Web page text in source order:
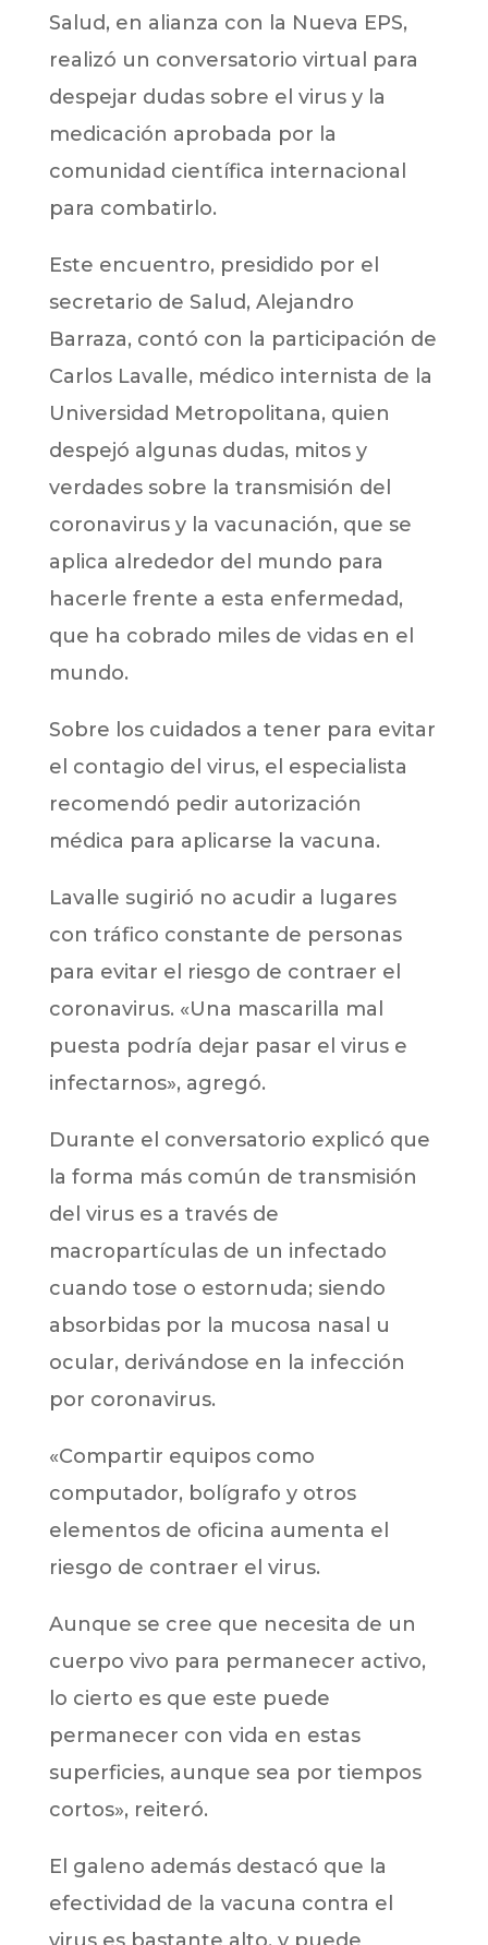
Salud, en alianza con la Nueva EPS,
realizó un conversatorio virtual para
despejar dudas sobre el virus y la
medicación aprobada por la
comunidad científica internacional
para combatirlo.
Este encuentro, presidido por el
secretario de Salud, Alejandro
Barraza, contó con la participación de
Carlos Lavalle, médico internista de la
Universidad Metropolitana, quien
despejó algunas dudas, mitos y
verdades sobre la transmisión del
coronavirus y la vacunación, que se
aplica alrededor del mundo para
hacerle frente a esta enfermedad,
que ha cobrado miles de vidas en el
mundo.
Sobre los cuidados a tener para evitar
el contagio del virus, el especialista
recomendó pedir autorización
médica para aplicarse la vacuna.
Lavalle sugirió no acudir a lugares
con tráfico constante de personas
para evitar el riesgo de contraer el
coronavirus. «Una mascarilla mal
puesta podría dejar pasar el virus e
infectarnos», agregó.
Durante el conversatorio explicó que
la forma más común de transmisión
del virus es a través de
macropartículas de un infectado
cuando tose o estornuda; siendo
absorbidas por la mucosa nasal u
ocular, derivándose en la infección
por coronavirus.
«Compartir equipos como
computador, bolígrafo y otros
elementos de oficina aumenta el
riesgo de contraer el virus.
Aunque se cree que necesita de un
cuerpo vivo para permanecer activo,
lo cierto es que este puede
permanecer con vida en estas
superficies, aunque sea por tiempos
cortos», reiteró.
El galeno además destacó que la
efectividad de la vacuna contra el
virus es bastante alto, y puede